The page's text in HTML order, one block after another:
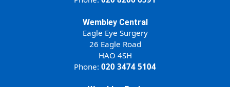
Wembley Central
Eagle Eye Surgery
26 Eagle Road
HAO 4SH
Phone: 020 3474 5104